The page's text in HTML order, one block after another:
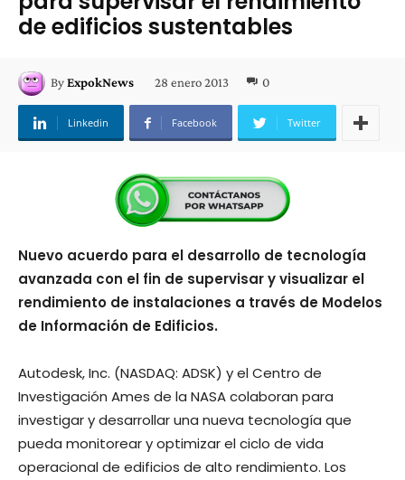
de edificios sustentables
ByExpokNews 28 enero 2013 0
Linkedin Facebook Twitter
Nuevo acuerdo para el desarrollo de tecnología
avanzada con el fin de supervisar y visualizar el
rendimiento de instalaciones a través de Modelos
de Información de Edificios.
Autodesk, Inc. (NASDAQ: ADSK) y el Centro de
Investigación Ames de la NASA colaboran para
investigar y desarrollar una nueva tecnología que
pueda monitorear y optimizar el ciclo de vida
operacional de edificios de alto rendimiento. Los